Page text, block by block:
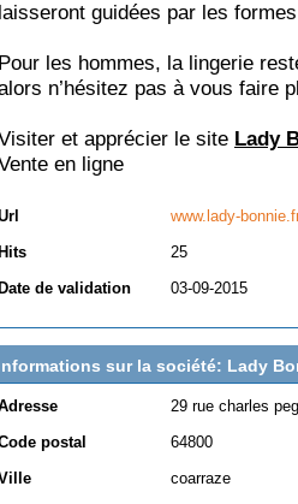
guidées par les
les hommes, la lingerie
n’hésitez pas à vous faire
et apprécier le site Lady
en ligne
www.lady-
25
de validation
03-09-2015
sur la société: Lady
29 rue charles
postal
64800
coarraze